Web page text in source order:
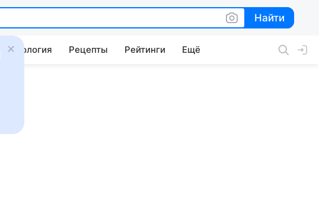
Найти
Найти
Психология Рецепты Рейтинги Ещё